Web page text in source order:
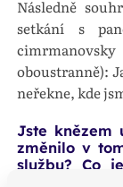
Následně
setkání s
oboustranně):
neřekne, kde
Jste knězem
změnilo v
službu? Co